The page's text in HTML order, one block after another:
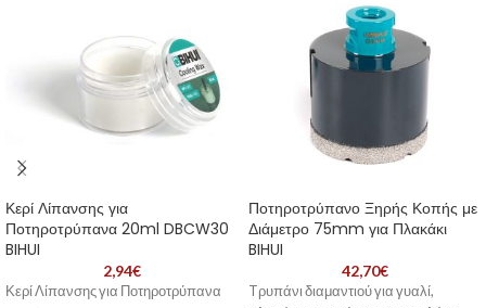
Κερί Λίπανσης για
Ποτηροτρύπανα 20ml DBCW30
BIHUI
2,94€
Κερί Λίπανσης για Ποτηροτρύπανα
Ποτηροτρύπανο Ξηρής Κοπής με
Διάμετρο 75mm για Πλακάκι
BIHUI
42,70€
Tρυπάνι διαμαντιού για γυαλί,